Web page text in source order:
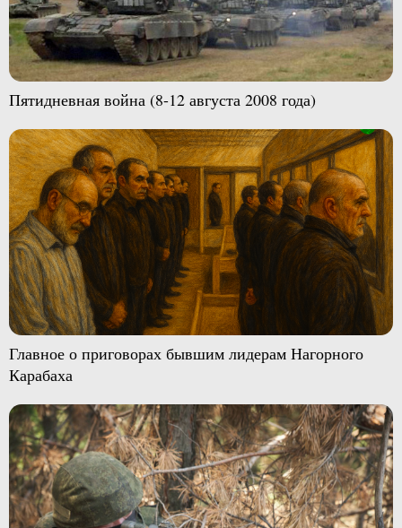
Пятидневная война (8-12 августа 2008 года)
Главное о приговорах бывшим лидерам Нагорного
Карабаха